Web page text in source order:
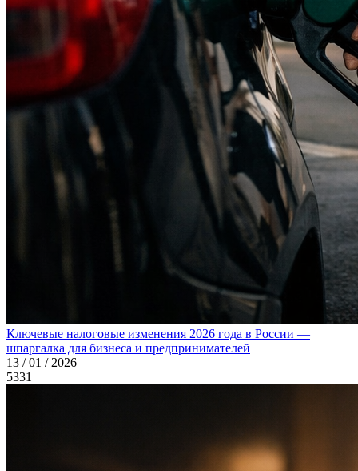
Ключевые налоговые изменения 2026 года в России —
шпаргалка для бизнеса и предпринимателей
13 / 01 / 2026
5331